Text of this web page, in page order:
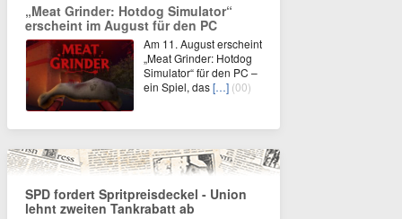
„Meat Grinder: Hotdog Simulator“
erscheint im August für den PC
Am 11. August erscheint
„Meat Grinder: Hotdog
Simulator“ für den PC –
ein Spiel, das[…] (00)
SPD fordert Spritpreisdeckel - Union
lehnt zweiten Tankrabatt ab